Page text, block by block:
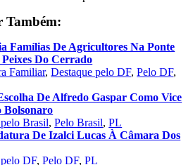
Também:
Famílias De Agricultores Na Ponte
Do Cerrado
Familiar,Destaque pelo DF,Pelo DF,
De Alfredo Gaspar Como Vice
Bolsonaro
Brasil,Pelo Brasil,PL
De Izalci Lucas À Câmara Dos
DF,Pelo DF,PL